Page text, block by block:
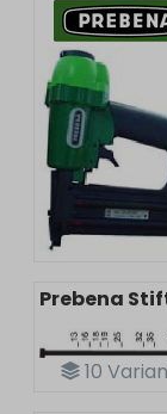
10
Prebena